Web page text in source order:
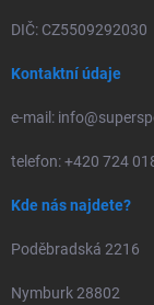
DIČ: CZ5509292030
Kontaktní údaje
e-mail:
telefon: +420 724
Kde nás najdete?
Poděbradská 2216
Nymburk 28802